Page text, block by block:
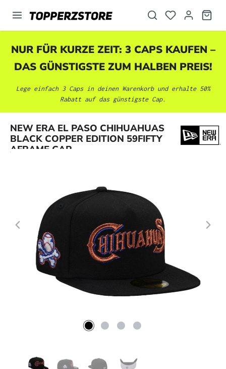
springen
NUR FÜR KURZE ZEIT: 3 CAPS KAUFEN –
DAS GÜNSTIGSTE ZUM HALBEN PREIS!
Lege einfach 3 Caps in deinen Warenkorb und erhalte 50%
Rabatt auf das günstigste Cap.
NEW ERA EL PASO CHIHUAHUAS
BLACK COPPER EDITION 59FIFTY
AFRAME CAP
Bildergalerie überspringen